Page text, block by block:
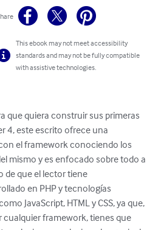
This ebook may not meet accessibility
standards and may not be fully compatible
with assistive technologies.
que quiera construir sus primeras
4, este escrito ofrece una
el framework conociendo los
mismo y es enfocado sobre todo a
de que el lector tiene
en PHP y tecnologías
JavaScript, HTML y CSS, ya que,
cualquier framework, tienes que